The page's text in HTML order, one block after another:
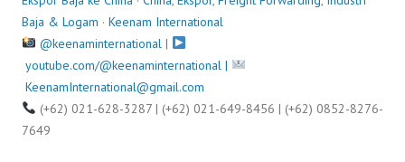
Baja & Logam · Keenam International
@keenaminternational|
youtube.com/@keenaminternational |
KeenamInternational@gmail.com
(+62) 021-628-3287 | (+62) 021-649-8456 | (+62) 0852-8276-
7649